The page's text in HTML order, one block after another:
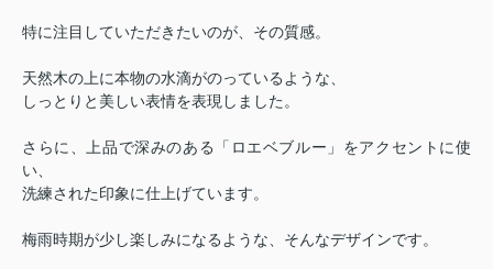
特に注目していただきたいのが、その質感。
天然木の上に本物の水滴がのっているような、
しっとりと美しい表情を表現しました。
さらに、上品で深みのある「ロエベブルー」をアクセントに使
い、
洗練された印象に仕上げています。
梅雨時期が少し楽しみになるような、そんなデザインです。